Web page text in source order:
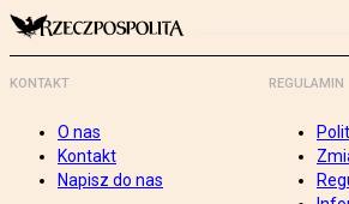
KONTAKT
O nas
Kontakt
Napisz do nas
REGULAMIN